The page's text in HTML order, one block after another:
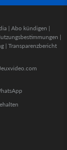
| Abo kündigen |
|
| Transparenzbericht